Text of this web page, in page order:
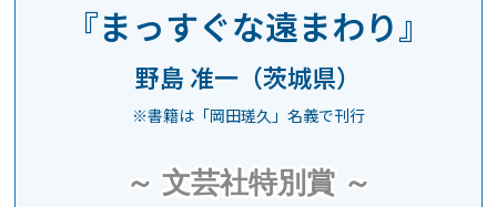
『まっすぐな遠まわり』
野島 准一（茨城県）
※書籍は「岡田瑳久」名義で刊行
～ 文芸社特別賞 ～